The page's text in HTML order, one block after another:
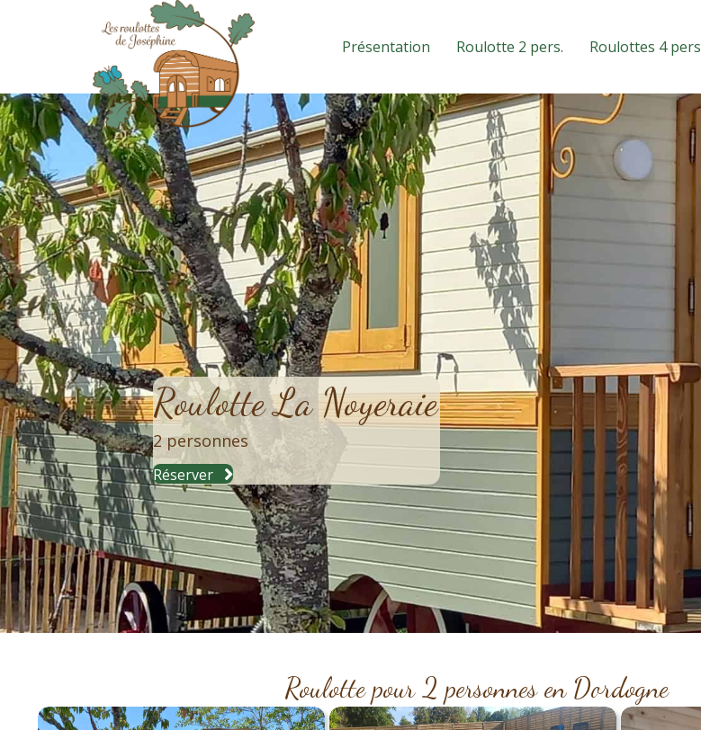
Présentation Roulotte 2 pers. Roulottes 4 pers
Roulotte La Noyeraie
2 personnes
Réserver
Roulotte pour 2 personnes en Dordogne